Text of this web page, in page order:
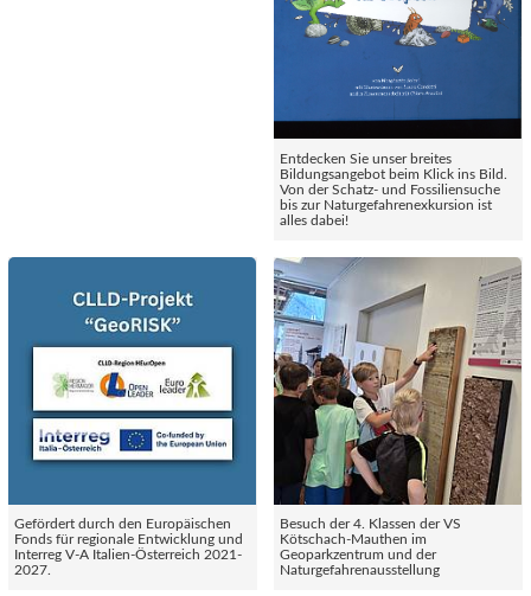
Entdecken Sie unser breites
Bildungsangebot beim Klick ins Bild.
Von der Schatz- und Fossiliensuche
bis zur Naturgefahrenexkursion ist
alles dabei!
Gefördert durch den Europäischen
Fonds für regionale Entwicklung und
Interreg V-A Italien-Österreich 2021-
2027.
Besuch der 4. Klassen der VS
Kötschach-Mauthen im
Geoparkzentrum und der
Naturgefahrenausstellung